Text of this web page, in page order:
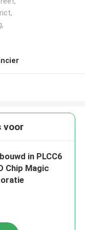
voor
in PLCC6
Chip Magic